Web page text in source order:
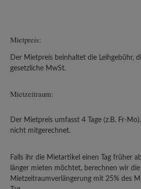
Mietpreis:
Der Mietpreis beinhaltet die Leihgebühr,
gesetzliche MwSt.
Mietzeitraum:
Der Mietpreis umfasst 4 Tage (z.B. Fr-
nicht mitgerechnet.
Falls ihr die Mietartikel einen Tag früher
länger mieten möchtet, berechnen wir die
Mietzeitraumverlängerung mit 25% des